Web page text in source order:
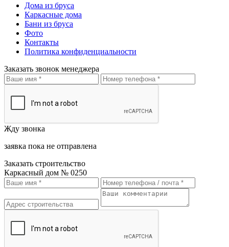
Дома из бруса
Каркасные дома
Бани из бруса
Фото
Контакты
Политика конфиденциальности
Заказать звонок менеджера
Жду звонка
заявка пока не отправлена
Заказать строительство
Каркасный дом № 0250